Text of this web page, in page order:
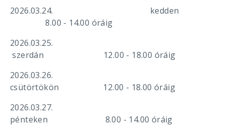
2026.03.24. kedden
8.00 - 14.00 óráig
2026.03.25.
szerdán 12.00 - 18.00 óráig
2026.03.26.
csütörtökön 12.00 - 18.00 óráig
2026.03.27.
pénteken 8.00 - 14.00 óráig